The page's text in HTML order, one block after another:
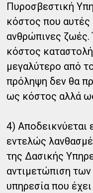
Πυροσβεστική
κόστος που
ανθρώπινες ζωές.
κόστος
μεγαλύτερο από
πρόληψη δεν θα
ως κόστος αλλά
4)
εντελώς
της Δασικής
αντιμετώπιση
υπηρεσία που